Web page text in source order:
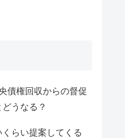
債権回収からの督促
うなる？
らい提案してくる